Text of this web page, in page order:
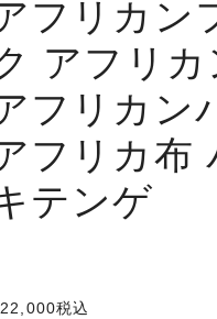
フリカン
アフリカ
フリカン
フリカ布
テンゲ
税込